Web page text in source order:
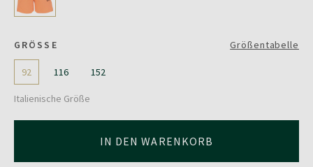
GRÖSSE Größentabelle
92 116 152
Italienische Größe
IN DEN WARENKORB